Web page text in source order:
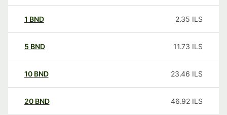
1 BND 2.35 ILS
5 BND 11.73 ILS
10 BND 23.46 ILS
20 BND 46.92 ILS